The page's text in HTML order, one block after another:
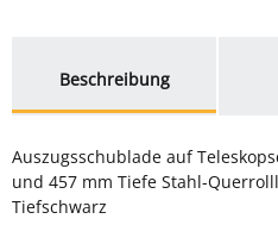
Beschreibung
Auszugsschublade auf
und 457 mm Tiefe Stahl-
Tiefschwarz